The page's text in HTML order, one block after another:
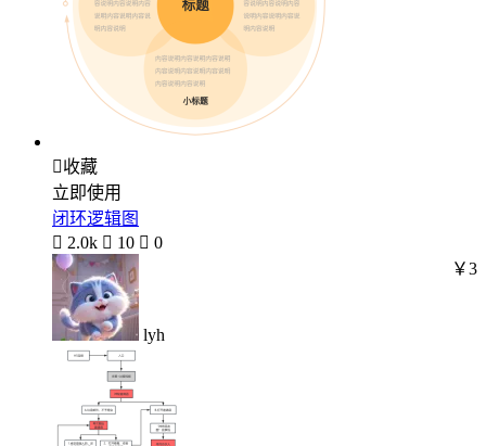
收藏
立即使用
闭环逻辑图
 2.0k  10  0
lyh
￥3